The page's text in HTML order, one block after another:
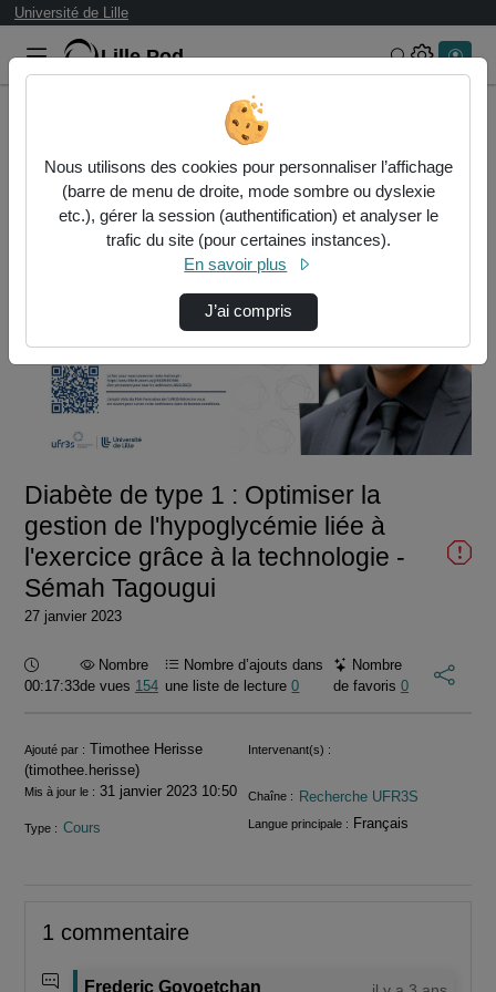
Université de Lille
Lille.Pod Rechercher
Diabète de type 1 : Optimiser la gestion de …
Lire
vidéo
Diabète de type 1 : Optimiser la
gestion de l'hypoglycémie liée à
l'exercice grâce à la technologie -
Sémah Tagougui
27 janvier 2023
Durée :
00:17:33
Nombre
de vues 154
Nombre d’ajouts dans
une liste de lecture0
Nombre
de favoris 0
Informations
Ajouté par : Timothee Herisse
(timothee.herisse)
Intervenant(s) :
Mis à jour le : 31 janvier 2023 10:50 Chaîne : Recherche UFR3S
Type : Cours Langue principale : Français
1 commentaire
Frederic Govoetchan
Nous utilisons des cookies pour personnaliser l’affichage
(barre de menu de droite, mode sombre ou dyslexie
etc.), gérer la session (authentification) et analyser le
trafic du site (pour certaines instances).
En savoir plus
J’ai compris